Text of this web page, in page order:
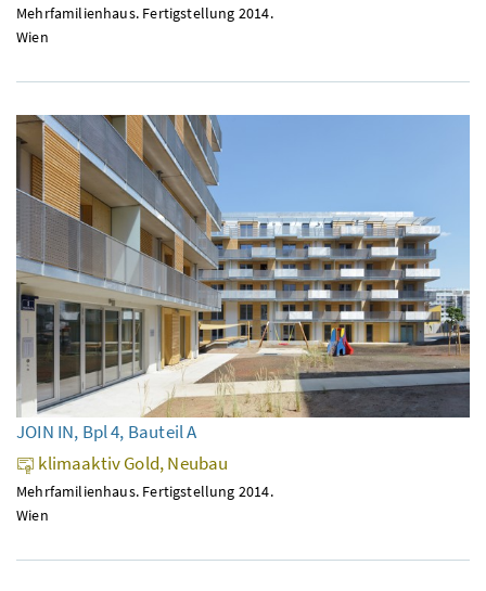
Mehrfamilienhaus. Fertigstellung 2014.
Wien
JOIN IN, Bpl 4, Bauteil A
klimaaktiv Gold, Neubau
Mehrfamilienhaus. Fertigstellung 2014.
Wien